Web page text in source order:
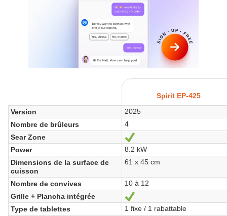
Spirit EP-425
Version
2025
Nombre de brûleurs
4
Sear Zone
Power
8.2 kW
Dimensions de la surface de
cuisson
61 x 45 cm
Nombre de convives
10 à 12
Grille + Plancha intégrée
Type de tablettes
1 fixe / 1 rabattable